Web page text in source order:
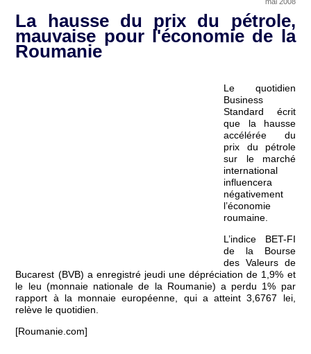
La hausse du prix du pétrole,
mauvaise pour l'économie de la
Roumanie
Le quotidien
Business
Standard écrit
que la hausse
accélérée du
prix du pétrole
sur le marché
international
influencera
négativement
l’économie
roumaine.
L’indice BET-FI
de la Bourse
des Valeurs de
Bucarest (BVB) a enregistré jeudi une dépréciation de 1,9% et
le leu (monnaie nationale de la Roumanie) a perdu 1% par
rapport à la monnaie européenne, qui a atteint 3,6767 lei,
relève le quotidien.
[Roumanie.com]